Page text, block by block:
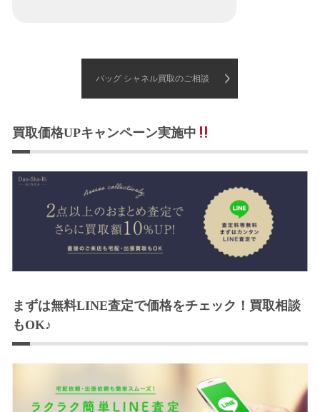
バッグ シャネル買取のご相談
買取価格UPキャンペーン実施中
まずは無料LINE査定で価格をチェック！買取相談
もOK♪